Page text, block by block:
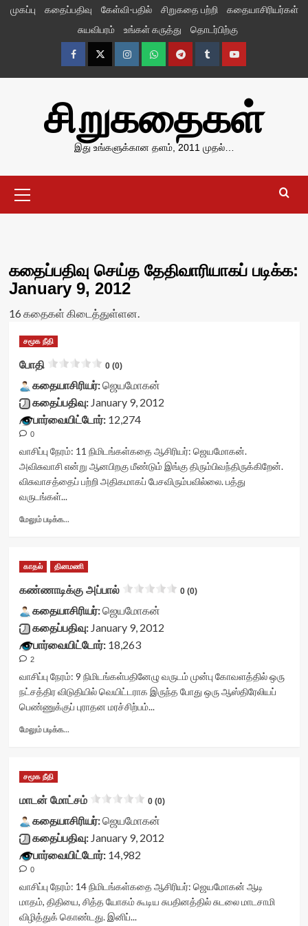
Skipமுகப்பு கதைப்பதிவு கேள்வி-பதில் சிறுகதை பற்றி
கதையாசிரியர்கள்
சுயவிபரம்
உங்கள் கருத்து தொடர்பிற்கு
FacebookTwitterInstagramWhatsappTelegramTumblrYouTube
சிறுகதைகள்
இது உங்களுக்கான தளம், 2011 முதல்…
Menu
கதைப்பதிவு செய்த தேதிவாரியாகப் படிக்க:
January 9, 2012
16 கதைகள் கிடைத்துள்ளன.
சமூக நீதி
போதி 0 (0)
கதையாசிரியர்:ஜெயமோகன்
கதைப்பதிவு:January 9, 2012
பார்வையிட்டோர்:12,274
0
வாசிப்பு நேரம்: 11 நிமிடங்கள்கதை ஆசிரியர்: ஜெயமோகன்.
அவிசுவாசி என்று ஆனபிறகு மீண்டும் இங்கு திரும்பிவந்திருக்கிறேன்.
விசுவாசத்தைப் பற்றி அதிகமாகப் பேசவிரும்பவில்லை. பத்து
வருடங்கள்...
மேலும் படிக்க...
class="yasr-
vv-
stars-
title-
container">
<div
class='yasr-
title
yasr-
rater-
stars'
9f74e9a56e1a0'
data-
rating='0'
data-
rater-
starsize='16'
rater-
postid='595'
data-
rater-
காதல் தினமணி
கண்ணாடிக்கு அப்பால் 0 (0)
கதையாசிரியர்:ஜெயமோகன்
கதைப்பதிவு:January 9, 2012
பார்வையிட்டோர்:18,263
2
வாசிப்பு நேரம்: 9 நிமிடங்கள்பதினேழு வருடம் முன்பு கோவளத்தில் ஒரு
நட்சத்திர விடுதியில் வெயிட்டராக இருந்த போது ஒரு ஆஸ்திரேலியப்
பெண்ணுக்குப் புராதன மரச்சிற்பம்...
மேலும் படிக்க...
class="yasr-
vv-
stars-
title-
container">
<div
stars-
yasr-
rater-
சமூக நீதி
மாடன் மோட்சம் 0 (0)
கதையாசிரியர்:ஜெயமோகன்
கதைப்பதிவு:January 9, 2012
பார்வையிட்டோர்:14,982
0
வாசிப்பு நேரம்: 14 நிமிடங்கள்கதை ஆசிரியர்: ஜெயமோகன் ஆடி
மாதம், திதியை, சித்த யோகம் கூடிய சுபதினத்தில் சுடலை மாடசாமி
விழித்துக் கொண்டது. இனிப்...